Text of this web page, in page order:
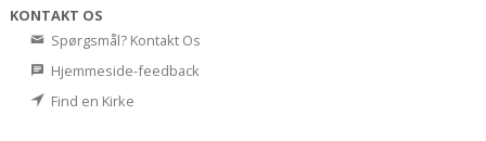
KONTAKT OS
Spørgsmål? Kontakt Os
Hjemmeside-feedback
Find en Kirke